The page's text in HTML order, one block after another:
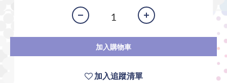
加入購物車
加入追蹤清單